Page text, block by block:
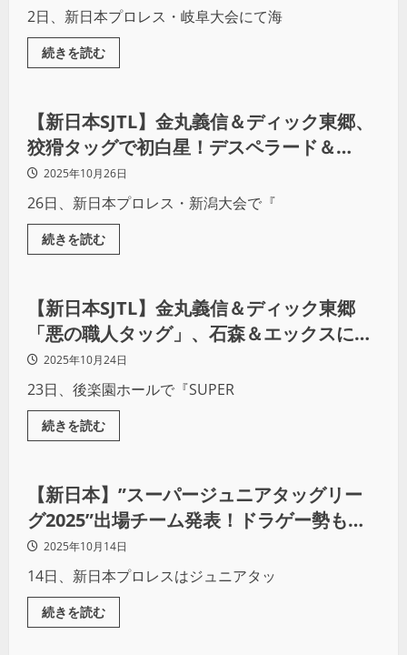
2日、新日本プロレス・岐阜大会にて海
続きを読む
プロレス
【新日本SJTL】金丸義信＆ディック東郷、
狡猾タッグで初白星！デスペラード＆
KUUKAIを翻弄
2025年10月26日
26日、新日本プロレス・新潟大会で『
続きを読む
プロレス
【新日本SJTL】金丸義信＆ディック東郷
「悪の職人タッグ」、石森＆エックスに逆
転負け
2025年10月24日
23日、後楽園ホールで『SUPER
続きを読む
プロレス
【新日本】”スーパージュニアタッグリー
グ2025”出場チーム発表！ドラゲー勢も参
戦2025年10月14日
14日、新日本プロレスはジュニアタッ
続きを読む
プロレス